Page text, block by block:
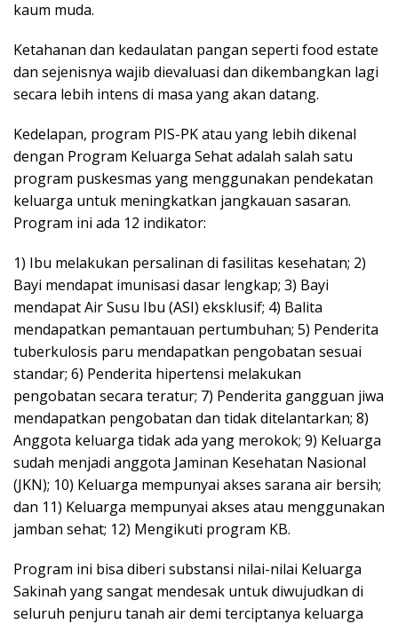
kaum muda.
Ketahanan dan kedaulatan pangan seperti food estate
dan sejenisnya wajib dievaluasi dan dikembangkan lagi
secara lebih intens di masa yang akan datang.
Kedelapan, program PIS-PK atau yang lebih dikenal
dengan Program Keluarga Sehat adalah salah satu
program puskesmas yang menggunakan pendekatan
keluarga untuk meningkatkan jangkauan sasaran.
Program ini ada 12 indikator:
1) Ibu melakukan persalinan di fasilitas kesehatan; 2)
Bayi mendapat imunisasi dasar lengkap; 3) Bayi
mendapat Air Susu Ibu (ASI) eksklusif; 4) Balita
mendapatkan pemantauan pertumbuhan; 5) Penderita
tuberkulosis paru mendapatkan pengobatan sesuai
standar; 6) Penderita hipertensi melakukan
pengobatan secara teratur; 7) Penderita gangguan jiwa
mendapatkan pengobatan dan tidak ditelantarkan; 8)
Anggota keluarga tidak ada yang merokok; 9) Keluarga
sudah menjadi anggota Jaminan Kesehatan Nasional
(JKN); 10) Keluarga mempunyai akses sarana air bersih;
dan 11) Keluarga mempunyai akses atau menggunakan
jamban sehat; 12) Mengikuti program KB.
Program ini bisa diberi substansi nilai-nilai Keluarga
Sakinah yang sangat mendesak untuk diwujudkan di
seluruh penjuru tanah air demi terciptanya keluarga